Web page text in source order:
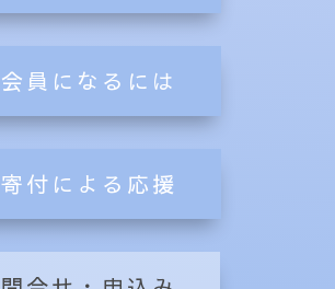
会員になるには
寄付による応援